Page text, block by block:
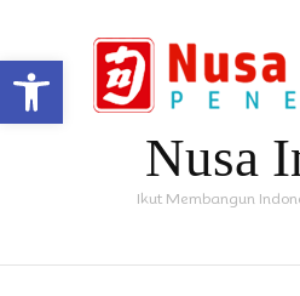
Open toolbar
Nusa
Ikut Membangun